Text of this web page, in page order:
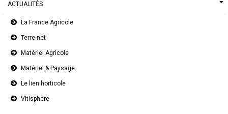
ACTUALITÉS
La France Agricole
Terre-net
Matériel Agricole
Matériel & Paysage
Le lien horticole
Vitisphère